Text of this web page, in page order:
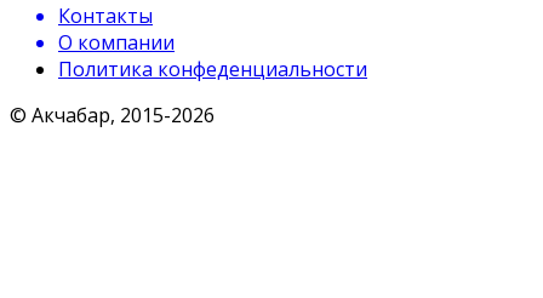
Контакты
О компании
Политика конфеденциальности
© Акчабар, 2015-2026